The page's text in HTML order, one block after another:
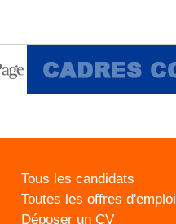
Tous les candidats
Toutes les offres d'emploi
Déposer un CV